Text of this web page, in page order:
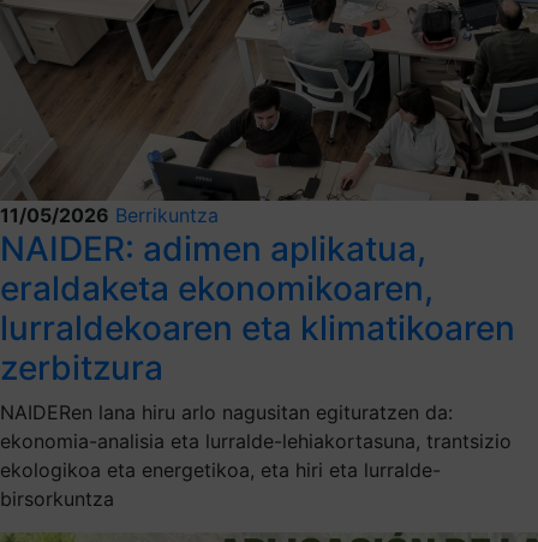
11/05/2026 Berrikuntza
NAIDER: adimen aplikatua,
eraldaketa ekonomikoaren,
lurraldekoaren eta klimatikoaren
zerbitzura
NAIDERen lana hiru arlo nagusitan egituratzen da:
ekonomia-analisia eta lurralde-lehiakortasuna, trantsizio
ekologikoa eta energetikoa, eta hiri eta lurralde-
birsorkuntza